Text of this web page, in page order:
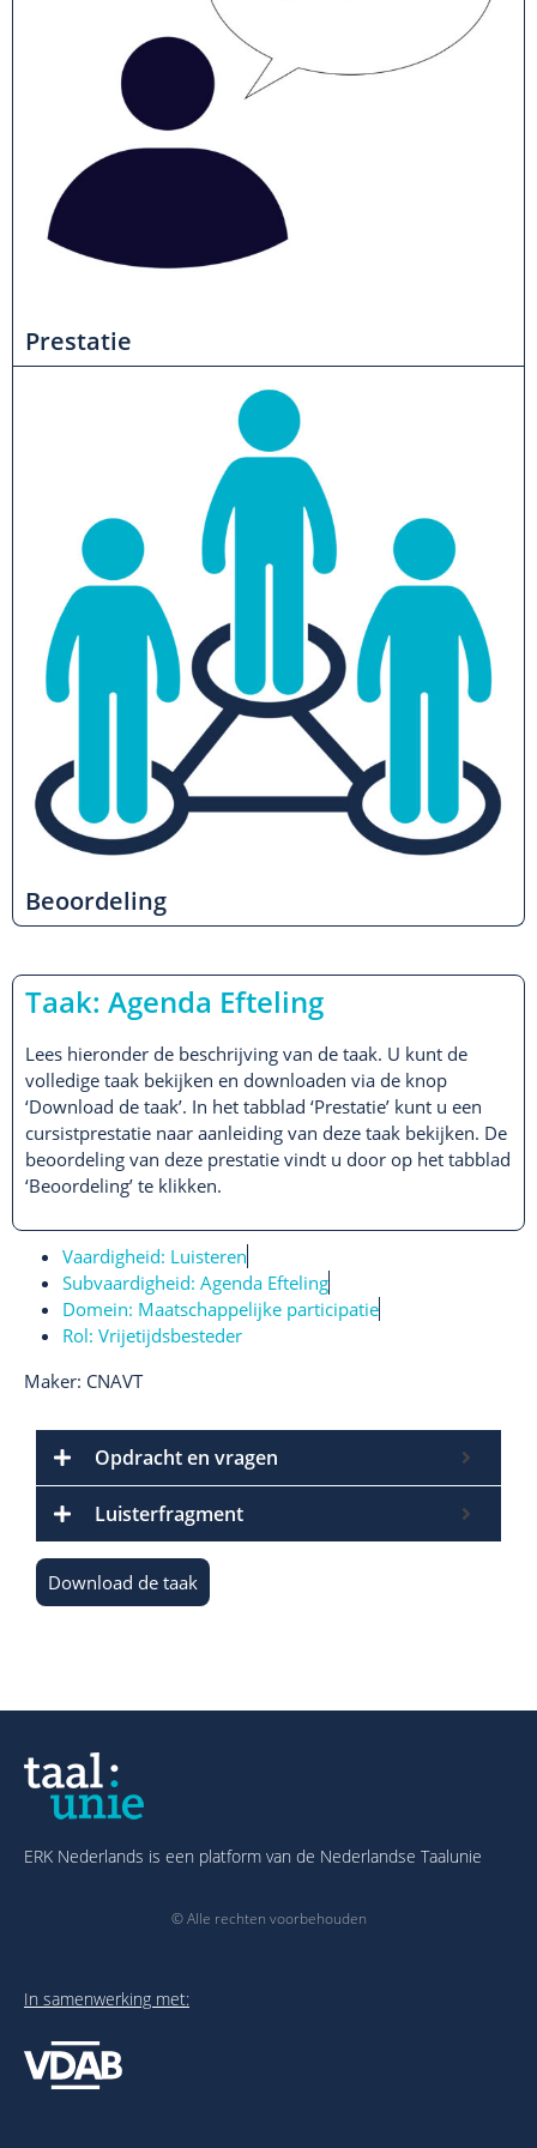
Prestatie
Beoordeling
Taak: Agenda Efteling
Lees hieronder de beschrijving van de taak. U kunt de
volledige taak bekijken en downloaden via de knop
‘Download de taak’. In het tabblad ‘Prestatie’ kunt u een
cursistprestatie naar aanleiding van deze taak bekijken. De
beoordeling van deze prestatie vindt u door op het tabblad
‘Beoordeling’ te klikken.
Vaardigheid: Luisteren
Subvaardigheid: Agenda Efteling
Domein: Maatschappelijke participatie
Rol: Vrijetijdsbesteder
Maker: CNAVT
Opdracht en vragen
Luisterfragment
Download de taak
ERK Nederlands is een platform van de Nederlandse Taalunie
© Alle rechten voorbehouden
In samenwerking met: